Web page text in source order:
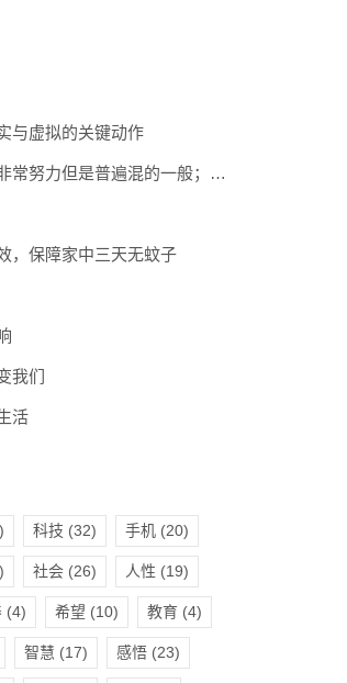
与虚拟的关键动作
农村出来的大学生，非常努力但是普遍混的一般；读书时候大家差距不大，毕业后大家回到了各自的阶层，差距很大
，保障家中三天无蚊子
我们
活
科技 (32) 手机(20)
社会(26) 人性 (19)
(4) 希望 (10) 教育(4)
智慧 (17) 感悟(23)